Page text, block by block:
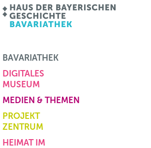
BAVARIATHEK
DIGITALES
MUSEUM
MEDIEN & THEMEN
PROJEKT
ZENTRUM
HEIMAT IM